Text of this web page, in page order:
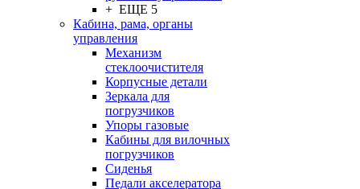
+ ЕЩЕ 5
Кабина, рама, органы
управления
Механизм
стеклоочистителя
Корпусные детали
Зеркала для
погрузчиков
Упоры газовые
Кабины для вилочных
погрузчиков
Сиденья
Педали акселератора